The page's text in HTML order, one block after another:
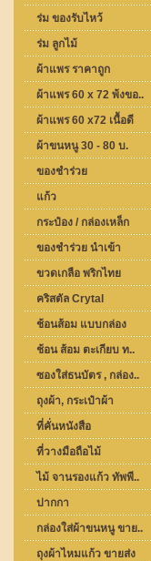
ร่ม ของรับไหว้
ร่ม ลูกไม้
ผ้าแพร ราคาถูก
ผ้าแพร 60 x 72 พ้งขอ..
ผ้าแพร 60 x72 เนื้อดี
ผ้าขนหนู 30 - 80 บ.
ของชำร่วย
แก้ว
กระป๋อง / กล่องเหล็ก
ของชำร่วย นำเข้า
ขวดเกลือ พริกไทย
คริสตัล Crytal
ช้อนส้อม แบบกล่อง
ช้อน ส้อม ตะเกียบ ท..
ซองใส่ธนบัตร , กล่อง..
ถุงผ้า, กระเป๋าผ้า
ที่คั่นหนังสือ
ที่วางมือถือไม้
ไม้ จานรองแก้ว ทัพพี..
ปากกา
กล่องใส่ผ้าขนหนู ขาย..
ถุงผ้าไหมแก้ว ขายส่ง